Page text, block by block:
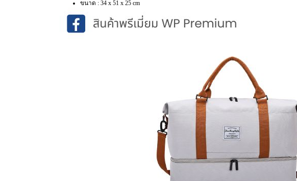
ขนาด : 34 x 51 x 25 cm